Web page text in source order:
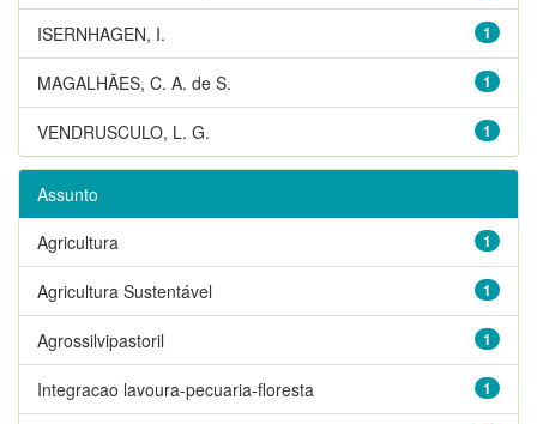
1
ISERNHAGEN, I.
1
MAGALHÃES, C. A. de S.
1
VENDRUSCULO, L. G.
Assunto
1
Agricultura
1
Agricultura Sustentável
1
Agrossilvipastoril
1
Integracao lavoura-pecuaria-floresta